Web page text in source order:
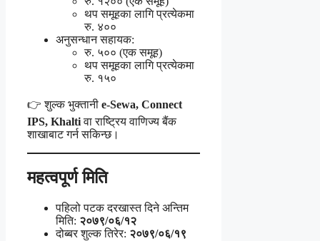
थप समूहका लागि प्रत्येकमा
रु. ४००
अनुसन्धान सहायक:
रु. ५०० (एक समूह)
थप समूहका लागि प्रत्येकमा
रु. १५०
👉 शुल्क भुक्तानी e-Sewa, Connect
IPS, Khaltiवा राष्ट्रिय वाणिज्य बैंक
शाखाबाट गर्न सकिन्छ।
महत्वपूर्ण मिति
पहिलो पटक दरखास्त दिने अन्तिम
मिति: २०७९/०६/१२
दोब्बर शुल्क तिरेर: २०७९/०६/१९